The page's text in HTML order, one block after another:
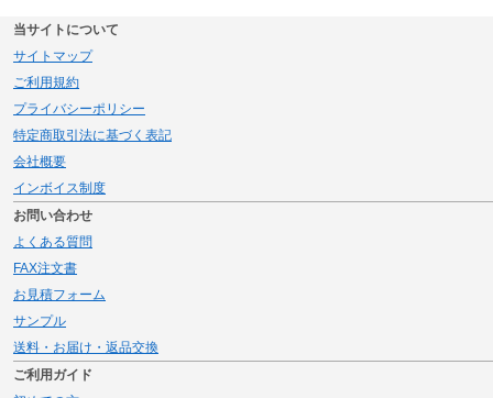
当サイトについて
サイトマップ
ご利用規約
プライバシーポリシー
特定商取引法に基づく表記
会社概要
インボイス制度
お問い合わせ
よくある質問
FAX注文書
お見積フォーム
サンプル
送料・お届け・返品交換
ご利用ガイド